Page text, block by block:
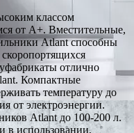
классом
от A+. Вместительные,
Atlant способны
отлично
Компактные
температуру до
от электроэнергии.
Atlant до 100-200 л.
в использовании.